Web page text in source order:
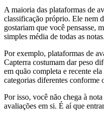
A maioria das plataformas de
classificação próprio. Ele nem
gostariam que você pensasse,
simples média de todas as notas.
Por exemplo, plataformas de
Capterra costumam dar peso
em quão completa e recente
categorias diferentes conforme
Por isso, você não chega à
avaliações em si. É aí que